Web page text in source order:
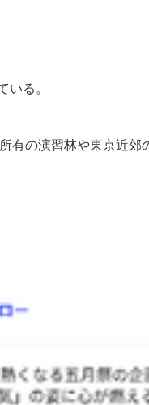
いる。
の演習林や東京近郊